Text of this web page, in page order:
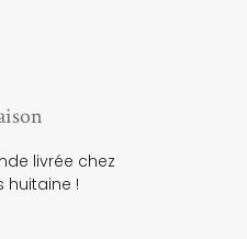
livrée chez
huitaine !